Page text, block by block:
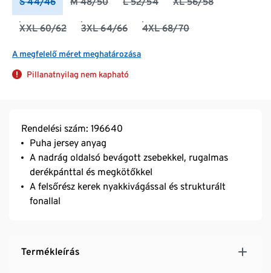
XXL 60/62 3XL 64/66 4XL 68/70
A megfelelő méret meghatározása
Pillanatnyilag nem kapható
Rendelési szám: 196640
Puha jersey anyag
A nadrág oldalsó bevágott zsebekkel, rugalmas
derékpánttal és megkötőkkel
A felsőrész kerek nyakkivágással és strukturált
fonallal
Termékleírás